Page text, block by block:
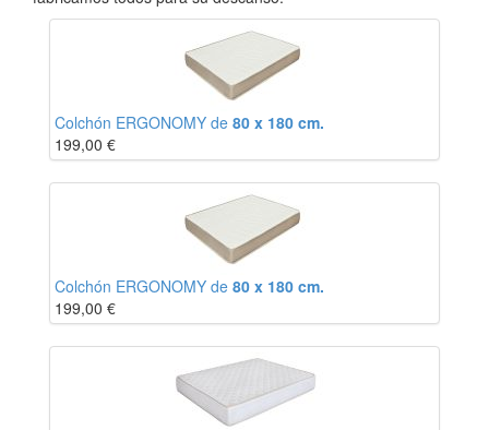
Colchón ERGONOMY de 80 x 180 cm.
199,00 €
Colchón ERGONOMY de 80 x 180 cm.
199,00 €